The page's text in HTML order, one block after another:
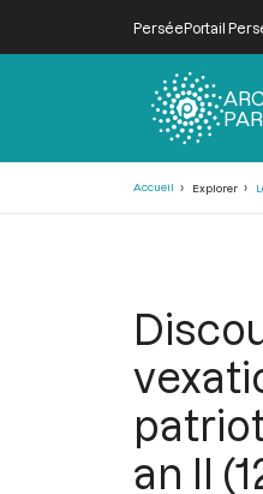
PerséePortail
Accueil Explorer
an II